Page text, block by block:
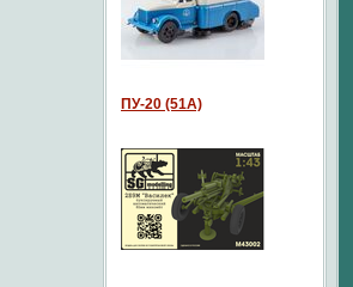
ПУ-20 (51А)